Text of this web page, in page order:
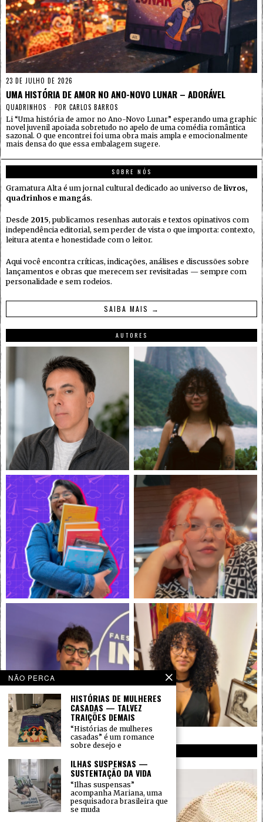
23 DE JULHO DE 2026
UMA HISTÓRIA DE AMOR NO ANO-NOVO LUNAR – ADORÁVEL
QUADRINHOS POR CARLOS BARROS
Li “Uma história de amor no Ano-Novo Lunar” esperando uma graphic
novel juvenil apoiada sobretudo no apelo de uma comédia romântica
sazonal. O que encontrei foi uma obra mais ampla e emocionalmente
mais densa do que essa embalagem sugere.
SOBRE NÓS
Gramatura Alta é um jornal cultural dedicado ao universo de livros,
quadrinhos e mangás.
Desde 2015, publicamos resenhas autorais e textos opinativos com
independência editorial, sem perder de vista o que importa: contexto,
leitura atenta e honestidade com o leitor.
Aqui você encontra críticas, indicações, análises e discussões sobre
lançamentos e obras que merecem ser revisitadas — sempre com
personalidade e sem rodeios.
SAIBA MAIS →
AUTORES
INSTAGRAM
NÃO PERCA
HISTÓRIAS DE MULHERES
CASADAS — TALVEZ
TRAIÇÕES DEMAIS
“Histórias de mulheres
casadas” é um romance
sobre desejo e
ILHAS SUSPENSAS —
SUSTENTAÇÃO DA VIDA
“Ilhas suspensas”
acompanha Mariana, uma
pesquisadora brasileira que
se muda